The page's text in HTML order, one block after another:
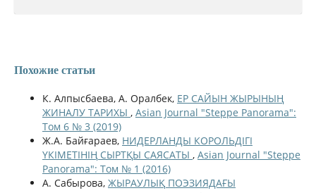
Похожие статьи
К. Алпысбаева, А. Оралбек, ЕР САЙЫН ЖЫРЫНЫҢ
ЖИНАЛУ ТАРИХЫ , Asian Journal "Steppe Panorama":
Том 6 № 3 (2019)
Ж.А. Байғараев, НИДЕРЛАНДЫ КОРОЛЬДІГІ
ҮКІМЕТІНІҢ СЫРТҚЫ САЯСАТЫ , Asian Journal "Steppe
Panorama": Том № 1 (2016)
А. Сабырова, ЖЫРАУЛЫҚ ПОЭЗИЯДАҒЫ